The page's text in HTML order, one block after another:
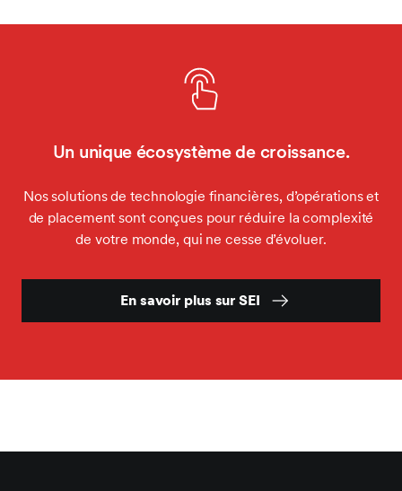
Un unique écosystème de croissance.
Nos solutions de technologie financières, d’opérations et
de placement sont conçues pour réduire la complexité
de votre monde, qui ne cesse d’évoluer.
En savoir plus sur SEI